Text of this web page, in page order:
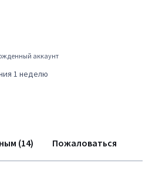
аккаунт
1 неделю
(14) Пожаловаться